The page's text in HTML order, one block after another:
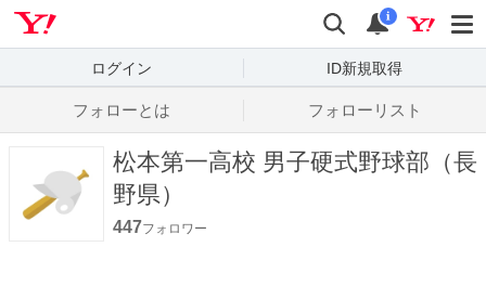
検索
通知
i
ログイン ID新規取得
フォローとは フォローリスト
松本第一高校 男子硬式野球部（長
野県）
447フォロワー